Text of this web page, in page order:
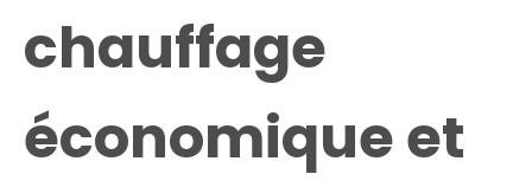
chauffage
économique et